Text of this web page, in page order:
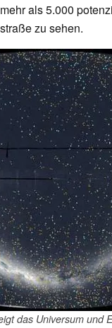
als 5.000
zu sehen.
das Universum und